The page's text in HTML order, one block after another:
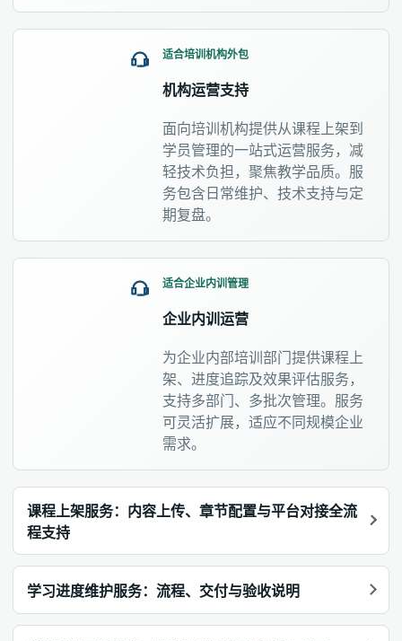
适合培训机构外包
机构运营支持
面向培训机构提供从课程上架到
学员管理的一站式运营服务，减
轻技术负担，聚焦教学品质。服
务包含日常维护、技术支持与定
期复盘。
适合企业内训管理
企业内训运营
为企业内部培训部门提供课程上
架、进度追踪及效果评估服务，
支持多部门、多批次管理。服务
可灵活扩展，适应不同规模企业
需求。
课程上架服务：内容上传、章节配置与平台对接全流
程支持
学习进度维护服务：流程、交付与验收说明